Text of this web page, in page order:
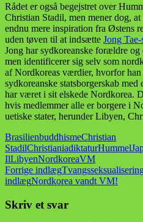
Rådet er også begejstret over
Christian Stadil, men mener dog,
endnu mere inspiration fra Østens
uden tøven til at indsætte Jong Tae-
Jong har sydkoreanske forældre
men identificerer sig selv som
af Nordkoreas værdier, hvorfor han
sydkoreanske statsborgerskab
har været i sit elskede Nordkorea.
hvis medlemmer alle er borgere i
uetiske stater, herunder Libyen,
BrasilienbuddhismeChristian
StadilChristianiadiktaturHummel
IlLibyenNordkoreaVM
Indlægsnavigation
Forrige indlæg
indlægNordkorea vandt VM!
Skriv et svar